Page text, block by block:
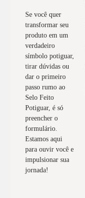
Se você quer
transformar seu
produto em um
verdadeiro
símbolo potiguar,
tirar dúvidas ou
dar o primeiro
passo rumo ao
Selo Feito
Potiguar, é só
preencher o
formulário.
Estamos aqui
para ouvir você e
impulsionar sua
jornada!